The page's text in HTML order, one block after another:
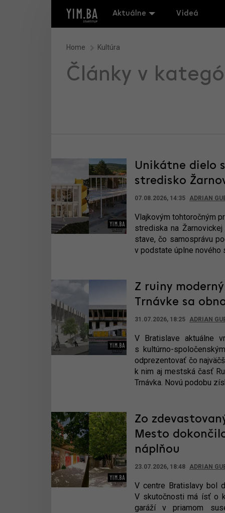
Aktuálne Videá
Home Kultúra
Články v
Unikátne dielo
stredisko
07.08.2026, 14:35 ADRIAN
Vlajkovým tohtoročným
strediska na
stave, čo samosprávu
v podstate úplne nového
Z ruiny
Trnávke sa
31.07.2026, 18:25 ADRIAN
V Bratislave aktuálne
s kultúrno-
odprezentovať čo
k nim aj mestská časť
Trnávka. Novú podobu
Zo
Mesto
náplňou
23.07.2026, 18:48 ADRIAN
V centre Bratislavy bol
V skutočnosti má ísť o
garáží v priamom